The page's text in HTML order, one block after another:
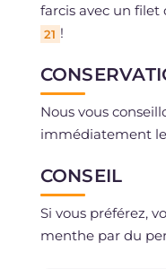
farcis avec un filet
21 !
Nous vous
immédiatement
CONSEIL
Si vous préférez,
menthe par du